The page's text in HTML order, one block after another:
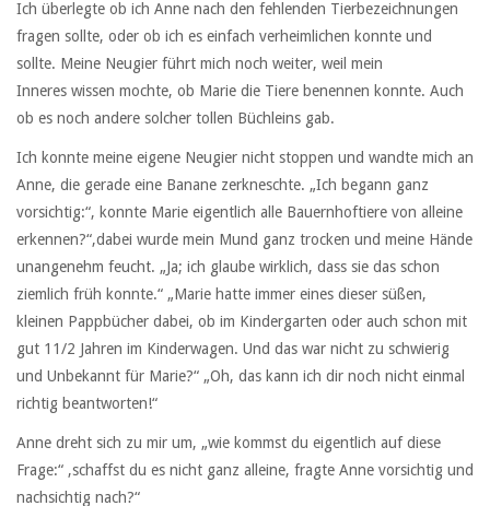
Ich überlegte ob ich Anne nach den fehlenden Tierbezeichnungen
fragen sollte, oder ob ich es einfach verheimlichen konnte und
sollte. Meine Neugier führt mich noch weiter, weil mein
Inneres wissen mochte, ob Marie die Tiere benennen konnte. Auch
ob es noch andere solcher tollen Büchleins gab.
Ich konnte meine eigene Neugier nicht stoppen und wandte mich an
Anne, die gerade eine Banane zerkneschte. „Ich begann ganz
vorsichtig:“, konnte Marie eigentlich alle Bauernhoftiere von alleine
erkennen?“,dabei wurde mein Mund ganz trocken und meine Hände
unangenehm feucht. „Ja; ich glaube wirklich, dass sie das schon
ziemlich früh konnte.“ „Marie hatte immer eines dieser süßen,
kleinen Pappbücher dabei, ob im Kindergarten oder auch schon mit
gut 11/2 Jahren im Kinderwagen. Und das war nicht zu schwierig
und Unbekannt für Marie?“ „Oh, das kann ich dir noch nicht einmal
richtig beantworten!“
Anne dreht sich zu mir um, „wie kommst du eigentlich auf diese
Frage:“ ,schaffst du es nicht ganz alleine, fragte Anne vorsichtig und
nachsichtig nach?“